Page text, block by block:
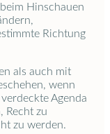
Hinschauen
Richtung
als auch mit
wenn
Agenda
Recht zu
zu werden.